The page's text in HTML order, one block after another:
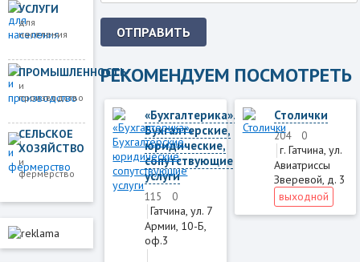
УСЛУГИ
для
населения
ПРОМЫШЛЕННОСТЬ
и
производство
СЕЛЬСКОЕ
ХОЗЯЙСТВО
и
фермерство
ОТПРАВИТЬ
РЕКОМЕНДУЕМ ПОСМОТРЕТЬ
«Бухгалтерика».
Бухгалтерские,
юридические,
сопутствующие
услуги
115 0
Гатчина, ул. 7
Армии, 10-Б,
оф.3
Столички
204 0
г. Гатчина, ул.
Авиатриссы
Зверевой, д. 3
выходной